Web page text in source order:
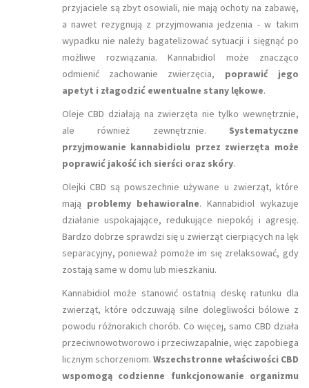
przyjaciele są zbyt osowiali, nie mają ochoty na zabawę,
a nawet rezygnują z przyjmowania jedzenia - w takim
wypadku nie należy bagatelizować sytuacji i sięgnąć po
możliwe rozwiązania. Kannabidiol może znacząco
odmienić zachowanie zwierzęcia, poprawić jego
apetyt i złagodzić ewentualne stany lękowe.
Oleje CBD działają na zwierzęta nie tylko wewnętrznie,
ale również zewnętrznie. Systematyczne
przyjmowanie kannabidiolu przez zwierzęta może
poprawić jakość ich sierści oraz skóry.
Olejki CBD są powszechnie używane u zwierząt, które
mają problemy behawioralne. Kannabidiol wykazuje
działanie uspokajające, redukujące niepokój i agresję.
Bardzo dobrze sprawdzi się u zwierząt cierpiących na lęk
separacyjny, ponieważ pomoże im się zrelaksować, gdy
zostają same w domu lub mieszkaniu.
Kannabidiol może stanowić ostatnią deskę ratunku dla
zwierząt, które odczuwają silne dolegliwości bólowe z
powodu różnorakich chorób. Co więcej, samo CBD działa
przeciwnowotworowo i przeciwzapalnie, więc zapobiega
licznym schorzeniom. Wszechstronne właściwości CBD
wspomogą codzienne funkcjonowanie organizmu